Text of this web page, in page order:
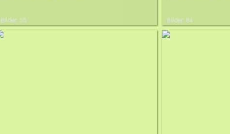
Bilder: 55 Bilder: 84